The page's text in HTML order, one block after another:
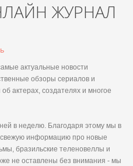
ЖУРНАЛ
актуальные новости
обзоры сериалов и
актерах, создателях и многое
в неделю. Благодаря этому мы в
информацию про новые
бразильские теленовеллы и
не оставлены без внимания - мы